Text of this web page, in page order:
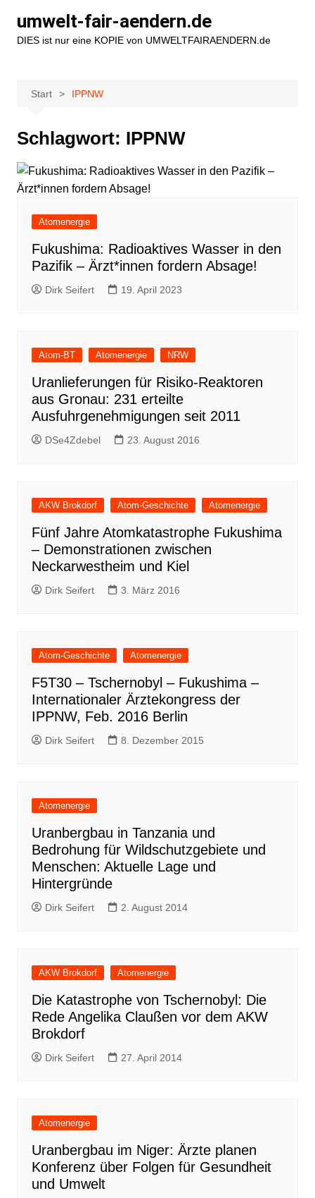
Inhalt
springen
umwelt-fair-aendern.de
DIES ist nur eine KOPIE von UMWELTFAIRAENDERN.de
Start IPPNW
Schlagwort: IPPNW
Atomenergie
Fukushima: Radioaktives Wasser in den
Pazifik – Ärzt*innen fordern Absage!
Dirk Seifert 19. April 2023
Atom-BT Atomenergie NRW
Uranlieferungen für Risiko-Reaktoren
aus Gronau: 231 erteilte
Ausfuhrgenehmigungen seit 2011
DSe4Zdebel 23. August 2016
AKW Brokdorf Atom-Geschichte Atomenergie
Fünf Jahre Atomkatastrophe Fukushima
– Demonstrationen zwischen
Neckarwestheim und Kiel
Dirk Seifert 3. März 2016
Atom-Geschichte Atomenergie
F5T30 – Tschernobyl – Fukushima –
Internationaler Ärztekongress der
IPPNW, Feb. 2016 Berlin
Dirk Seifert 8. Dezember 2015
Atomenergie
Uranbergbau in Tanzania und
Bedrohung für Wildschutzgebiete und
Menschen: Aktuelle Lage und
Hintergründe
Dirk Seifert 2. August 2014
AKW Brokdorf Atomenergie
Die Katastrophe von Tschernobyl: Die
Rede Angelika Claußen vor dem AKW
Brokdorf
Dirk Seifert 27. April 2014
Atomenergie
Uranbergbau im Niger: Ärzte planen
Konferenz über Folgen für Gesundheit
und Umwelt